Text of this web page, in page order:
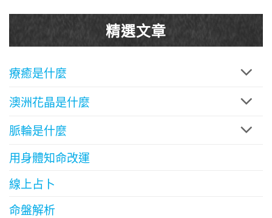
精選文章
療癒是什麼
澳洲花晶是什麼
脈輪是什麼
用身體知命改運
線上占卜
命盤解析